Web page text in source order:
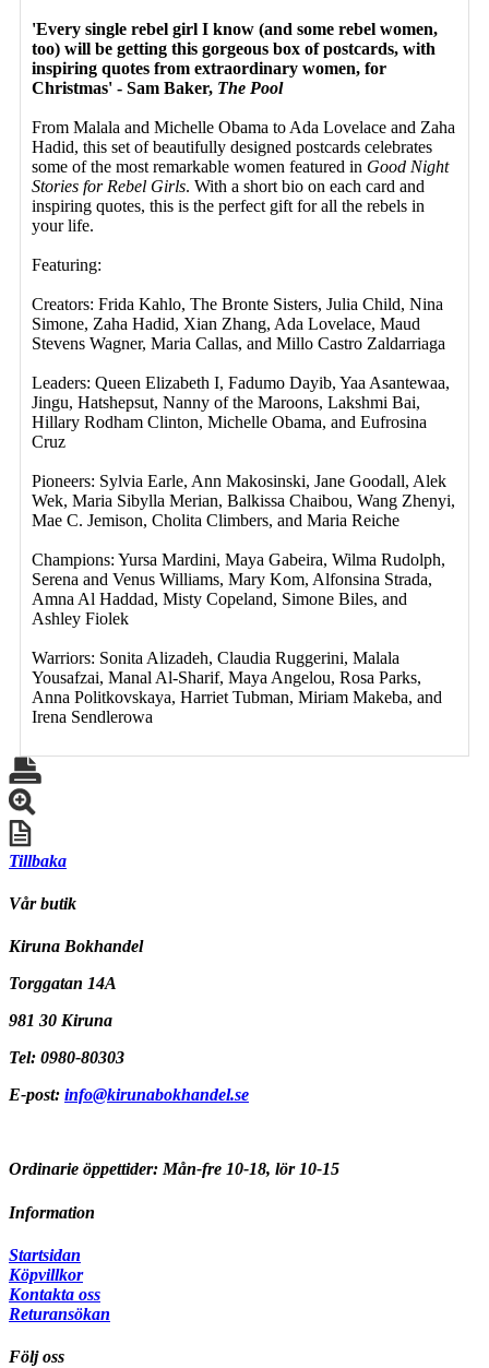
'Every single rebel girl I know (and some rebel women,
too) will be getting this gorgeous box of postcards, with
inspiring quotes from extraordinary women, for
Christmas' - Sam Baker, The Pool
From Malala and Michelle Obama to Ada Lovelace and Zaha
Hadid, this set of beautifully designed postcards celebrates
some of the most remarkable women featured in Good Night
Stories for Rebel Girls. With a short bio on each card and
inspiring quotes, this is the perfect gift for all the rebels in
your life.
Featuring:
Creators: Frida Kahlo, The Bronte Sisters, Julia Child, Nina
Simone, Zaha Hadid, Xian Zhang, Ada Lovelace, Maud
Stevens Wagner, Maria Callas, and Millo Castro Zaldarriaga
Leaders: Queen Elizabeth I, Fadumo Dayib, Yaa Asantewaa,
Jingu, Hatshepsut, Nanny of the Maroons, Lakshmi Bai,
Hillary Rodham Clinton, Michelle Obama, and Eufrosina
Cruz
Pioneers: Sylvia Earle, Ann Makosinski, Jane Goodall, Alek
Wek, Maria Sibylla Merian, Balkissa Chaibou, Wang Zhenyi,
Mae C. Jemison, Cholita Climbers, and Maria Reiche
Champions: Yursa Mardini, Maya Gabeira, Wilma Rudolph,
Serena and Venus Williams, Mary Kom, Alfonsina Strada,
Amna Al Haddad, Misty Copeland, Simone Biles, and
Ashley Fiolek
Warriors: Sonita Alizadeh, Claudia Ruggerini, Malala
Yousafzai, Manal Al-Sharif, Maya Angelou, Rosa Parks,
Anna Politkovskaya, Harriet Tubman, Miriam Makeba, and
Irena Sendlerowa
Tillbaka
Vår butik
Kiruna Bokhandel
Torggatan 14A
981 30 Kiruna
Tel: 0980-80303
E-post: info@kirunabokhandel.se
Ordinarie öppettider: Mån-fre 10-18, lör 10-15
Information
Startsidan
Köpvillkor
Kontakta oss
Returansökan
Följ oss